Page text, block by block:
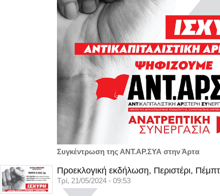
Συγκέντρωση της ΑΝΤ.ΑΡ.ΣΥΑ στην Άρτα
Προεκλογική εκδήλωση, Περιστέρι,
Τρί, 21/05/2024 - 09:53